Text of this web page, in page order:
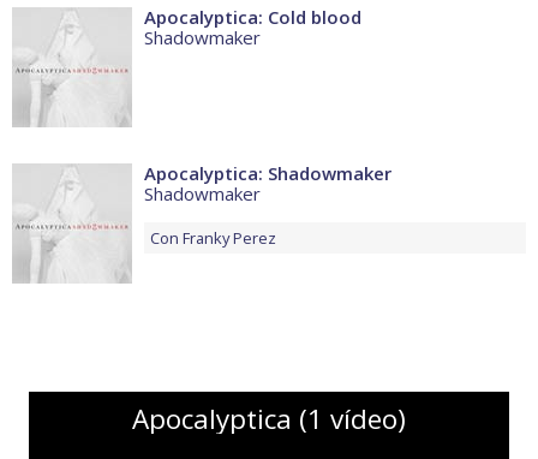
Apocalyptica: Cold blood
Shadowmaker
Apocalyptica: Shadowmaker
Shadowmaker
Con Franky Perez
Apocalyptica (1 vídeo)